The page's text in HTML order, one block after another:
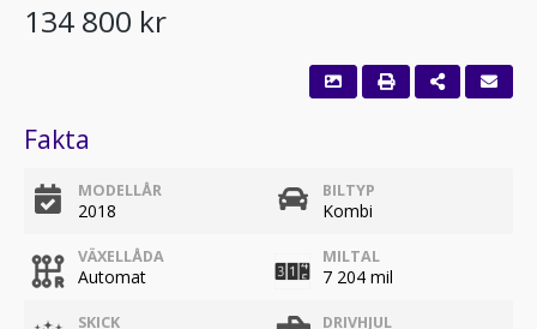
134 800 kr
Fakta
MODELLÅR
2018
BILTYP
Kombi
VÄXELLÅDA
Automat
MILTAL
7 204 mil
SKICK DRIVHJUL